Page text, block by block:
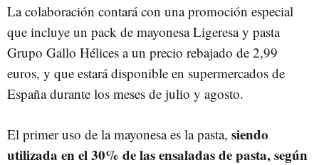
La colaboración contará con una promoción especial
que incluye un pack de mayonesa Ligeresa y pasta
Grupo Gallo Hélices a un precio rebajado de 2,99
euros, y que estará disponible en supermercados de
España durante los meses de julio y agosto.
El primer uso de la mayonesa es la pasta, siendo
utilizada en el 30% de las ensaladas de pasta, según